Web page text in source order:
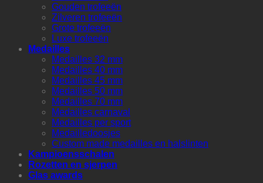
Gouden trofeeën
Zilveren trofeeën
Grote trofeeën
Luxe trofeeën
Medailles
Medailles 32 mm
Medailles 40 mm
Medailles 45 mm
Medailles 50 mm
Medailles 70 mm
Medailles carnaval
Medailles per sport
Medailledoosjes
Custom made medailles en halslinten
Kampioensschalen
Rozetten en sjerpen
Glas awards